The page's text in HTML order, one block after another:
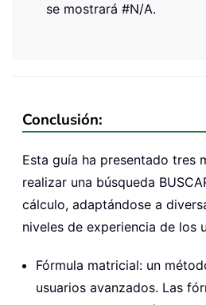
se mostrará #N/A.
Conclusión:
Esta guía ha presentado tres
realizar una búsqueda
cálculo, adaptándose a
niveles de experiencia de los
Fórmula matricial: un
usuarios avanzados. Las